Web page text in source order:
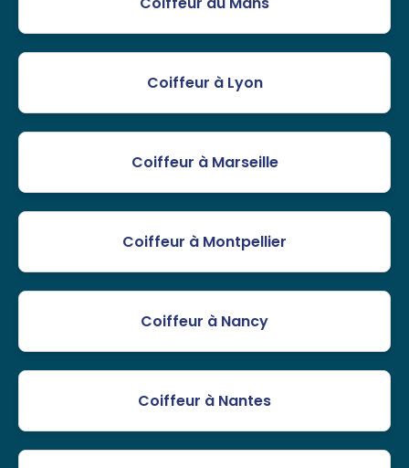
Coiffeur à Lyon
Coiffeur à Marseille
Coiffeur à Montpellier
Coiffeur à Nancy
Coiffeur à Nantes